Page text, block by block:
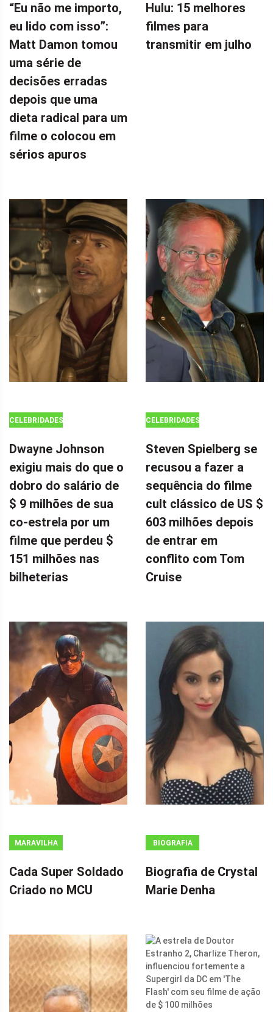
“Eu não me importo,
eu lido com isso”:
Matt Damon tomou
uma série de
decisões erradas
depois que uma
dieta radical para um
filme o colocou em
sérios apuros
Hulu: 15 melhores
filmes para
transmitir em julho
CELEBRIDADES
Dwayne Johnson
exigiu mais do que o
dobro do salário de
$ 9 milhões de sua
co-estrela por um
filme que perdeu $
151 milhões nas
bilheterias
CELEBRIDADES
Steven Spielberg se
recusou a fazer a
sequência do filme
cult clássico de US $
603 milhões depois
de entrar em
conflito com Tom
Cruise
MARAVILHA
Cada Super Soldado
Criado no MCU
BIOGRAFIA
Biografia de Crystal
Marie Denha